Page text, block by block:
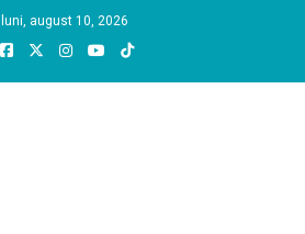
luni, august 10, 2026